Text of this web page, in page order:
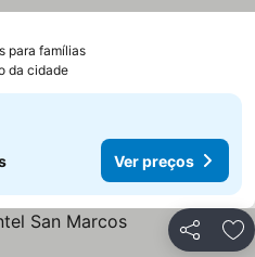
para famílias
da cidade
Ver preços
Partilhar